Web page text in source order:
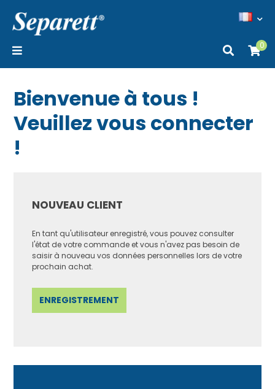
0
Bienvenue à tous !
Veuillez vous connecter
!
NOUVEAU CLIENT
En tant qu'utilisateur enregistré, vous pouvez consulter
l'état de votre commande et vous n'avez pas besoin de
saisir à nouveau vos données personnelles lors de votre
prochain achat.